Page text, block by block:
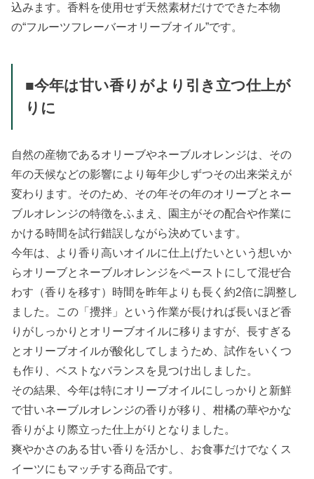
込みます。香料を使用せず天然素材だけでできた本物
の“フルーツフレーバーオリーブオイル”です。
■今年は甘い香りがより引き立つ仕上が
りに
自然の産物であるオリーブやネーブルオレンジは、その
年の天候などの影響により毎年少しずつその出来栄えが
変わります。そのため、その年その年のオリーブとネー
ブルオレンジの特徴をふまえ、園主がその配合や作業に
かける時間を試行錯誤しながら決めています。
今年は、より香り高いオイルに仕上げたいという想いか
らオリーブとネーブルオレンジをペーストにして混ぜ合
わす（香りを移す）時間を昨年よりも長く約2倍に調整し
ました。この「攪拌」という作業が長ければ長いほど香
りがしっかりとオリーブオイルに移りますが、長すぎる
とオリーブオイルが酸化してしまうため、試作をいくつ
も作り、ベストなバランスを見つけ出しました。
その結果、今年は特にオリーブオイルにしっかりと新鮮
で甘いネーブルオレンジの香りが移り、柑橘の華やかな
香りがより際立った仕上がりとなりました。
爽やかさのある甘い香りを活かし、お食事だけでなくス
イーツにもマッチする商品です。